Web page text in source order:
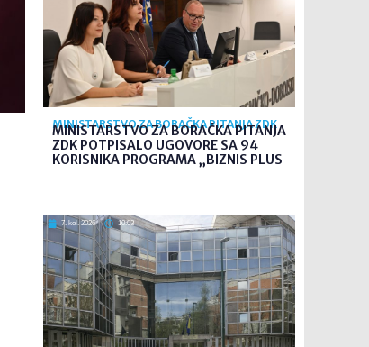
MINISTARSTVO ZA BORAČKA PITANJA ZDK
MINISTARSTVO ZA BORAČKA PITANJA
ZDK POTPISALO UGOVORE SA 94
KORISNIKA PROGRAMA „BIZNIS PLUS
7. kol. 2026 10:03